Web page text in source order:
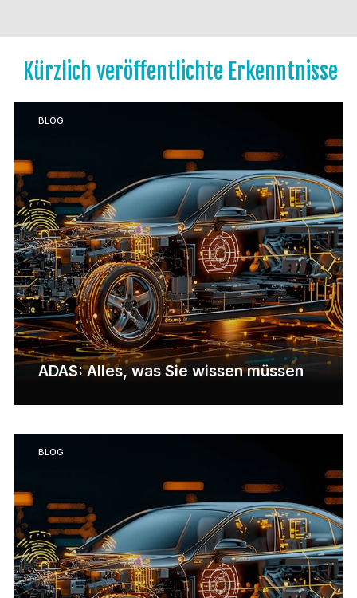
Kürzlich veröffentlichte Erkenntnisse
ADAS: Alles, was Sie wissen müssen
BLOG
BLOG